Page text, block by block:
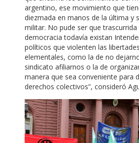
argentino, ese movimiento que
diezmada en manos de la última y
militar. No pude ser que trascurrida
democracia todavía existan
políticos que violenten las
elementales, como la de no
sindicato afiliarnos o la de
manera que sea conveniente para
derechos colectivos”, consideró